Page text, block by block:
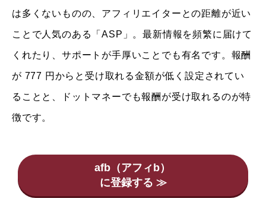
は多くないものの、アフィリエイターとの距離が近い
ことで人気のある「ASP」。最新情報を頻繁に届けて
くれたり、サポートが手厚いことでも有名です。報酬
が 777 円からと受け取れる金額が低く設定されてい
ることと、ドットマネーでも報酬が受け取れるのが特
徴です。
afb（アフィb）